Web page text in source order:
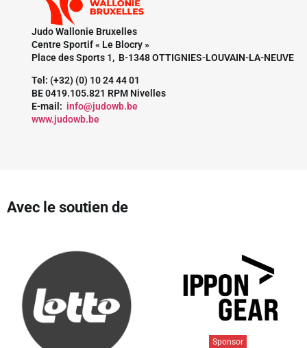
Judo Wallonie Bruxelles
Centre Sportif « Le Blocry »
Place des Sports 1, B-1348 OTTIGNIES-LOUVAIN-LA-NEUVE
Tel: (+32) (0) 10 24 44 01
BE 0419.105.821 RPM Nivelles
E-mail: info@judowb.be
www.judowb.be
Avec le soutien de
Sponsor